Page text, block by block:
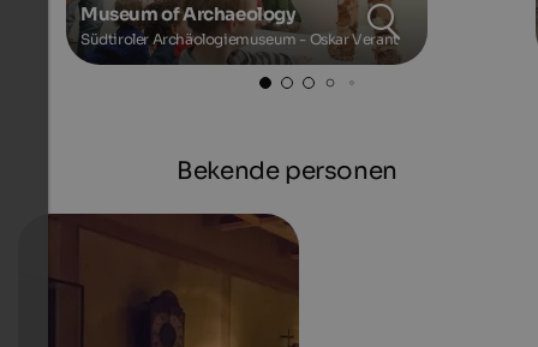
Museum of Archaeology
Südtiroler Archäologiemuseum - Oskar Verant
Bekende personen